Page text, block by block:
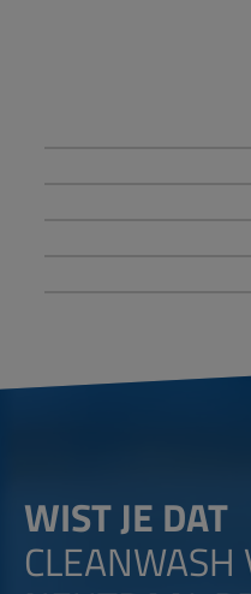
WIST JE DAT
CLEANWASH